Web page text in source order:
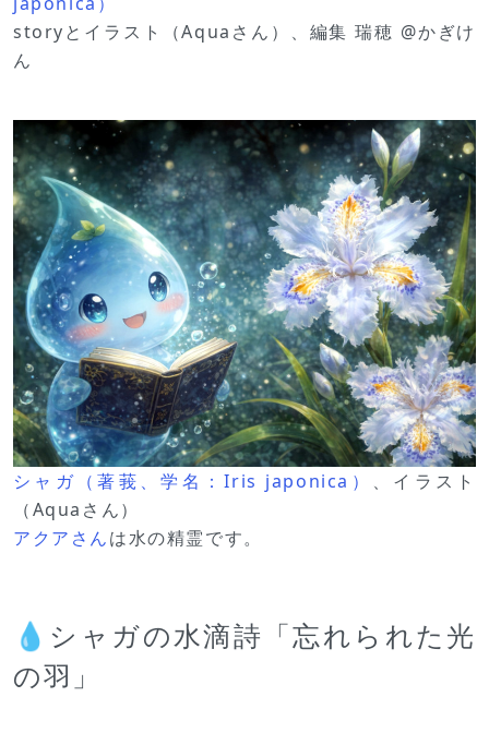
storyとイラスト（Aquaさん）、編集 瑞穂 @かぎけ
ん
シャガ（著莪、学名：Iris japonica） 、イラスト
（Aquaさん）
アクアさんは水の精霊です。
💧シャガの水滴詩「忘れられた光
の羽」